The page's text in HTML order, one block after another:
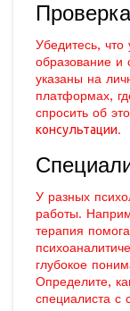
Убедитесь, что
образование и
указаны на
платформах,
спросить об
консультации.
У разных
работы.
терапия
глубокое
Определите,
специалиста с